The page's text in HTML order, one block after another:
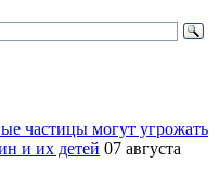
частицы могут угрожать
и их детей 07 августа